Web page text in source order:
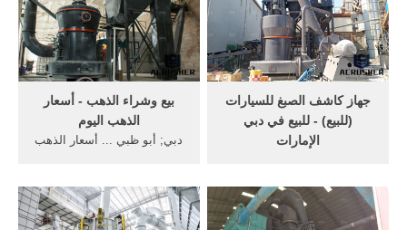
2010 تقديم مجموعة متأكد من
مجموعة شركات هانتر .
فورس جولد بلس يوفر منصة
كبيرة وقدرات
بيع وشراء الذهب - أسعار
الذهب اليوم
دبي; أبو ظبي ... أسعار الذهب
الذهب اليومية والتاريخية في
كل دولة . تمكنك هذه الصفحة
جهاز كاشف الصبغ للسيارات
(للبيع) - للبيع في دبي
الإمارات
all-sunModel Number:
EM2271Measuring Range: